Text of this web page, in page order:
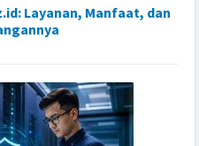
Layanan, Manfaat, dan